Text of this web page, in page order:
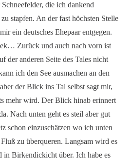
die ich dankend
stapfen. An der fast höchsten Stelle
ein deutsches Ehepaar entgegen.
Zurück und auch nach vorn ist
der anderen Seite des Tales nicht
ich den See ausmachen an den
der Blick ins Tal selbst sagt mir,
mehr wird. Der Blick hinab erinnert
Nach unten geht es steil aber gut
schon einzuschätzen wo ich unten
zu überqueren. Langsam wird es
in Birkendickicht über. Ich habe es